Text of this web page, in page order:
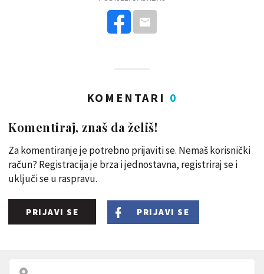
KOMENTARI 0
Komentiraj, znaš da želiš!
Za komentiranje je potrebno prijaviti se. Nemaš korisnički
račun? Registracija je brza i jednostavna, registriraj se i
uključi se u raspravu.
PRIJAVI SE PRIJAVI SE